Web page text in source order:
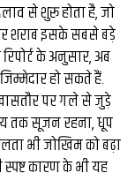
से शुरू होता है, जो
शराब इसके सबसे बड़े
के अनुसार, अब
हो सकते हैं.
पर गले से जुड़े
तक सूजन रहना, धूप
भी जोखिम को बढ़ा
कारण के भी यह